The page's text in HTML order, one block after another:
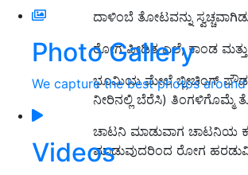
Photo Gallery
We capture the best photos
Videos
ದಾಳಿಂಬೆ ತೋಟವನ್ನು
ರೋಗ ಪೀಡಿತ ಎಲೆ, ಕಾಂಡ ಮತ್ತು
ಭೂಮಿಯ ಮೇಲೆ ಬ್ಲೀಚಿಂಗ್ ಪೌಡರ್
ನೀರಿನಲ್ಲಿ ಬೆರೆಸಿ) ತಿಂಗಳಿಗೊಮ್ಮೆ
ಚಾಟನಿ ಮಾಡುವಾಗ ಚಾಟನಿಯ
ಮಾಡುವುದರಿಂದ ರೋಗ